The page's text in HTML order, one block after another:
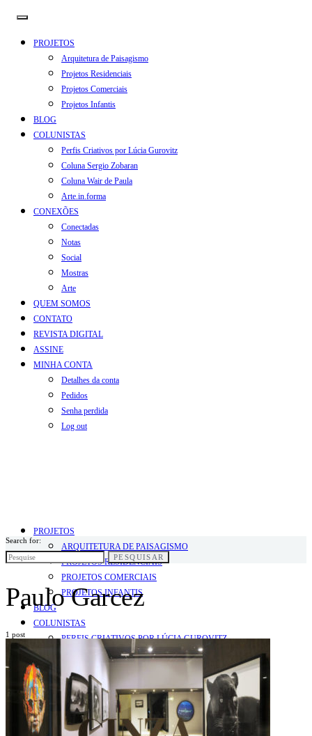
PROJETOS
Arquitetura de Paisagismo
Projetos Residenciais
Projetos Comerciais
Projetos Infantis
BLOG
COLUNISTAS
Perfis Criativos por Lúcia Gurovitz
Coluna Sergio Zobaran
Coluna Wair de Paula
Arte.in.forma
CONEXÕES
Conectadas
Notas
Social
Mostras
Arte
QUEM SOMOS
CONTATO
REVISTA DIGITAL
ASSINE
MINHA CONTA
Detalhes da conta
Pedidos
Senha perdida
Log out
PROJETOS
ARQUITETURA DE PAISAGISMO
PROJETOS RESIDENCIAIS
PROJETOS COMERCIAIS
PROJETOS INFANTIS
BLOG
COLUNISTAS
PERFIS CRIATIVOS POR LÚCIA GUROVITZ
COLUNA SERGIO ZOBARAN
COLUNA WAIR DE PAULA
ARTE.IN.FORMA
CONEXÕES
Conectadas
Notas
Search for:
PESQUISAR
Paulo Garcez
1 post